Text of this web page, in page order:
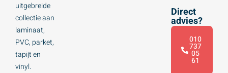
uitgebreide
collectie aan
laminaat,
PVC, parket,
tapijt en
vinyl.
Direct
advies?
010
737
05
61